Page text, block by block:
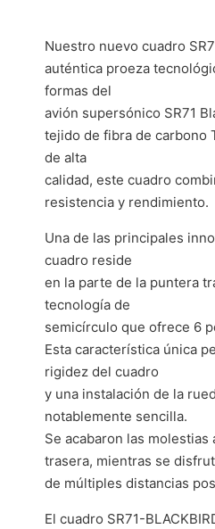
Nuestro nuevo cuadro
auténtica proeza
formas del
avión supersónico SR71
tejido de fibra de carbono
de alta
calidad, este cuadro
resistencia y rendimiento.
Una de las principales
cuadro reside
en la parte de la puntera
tecnología de
semicírculo que ofrece 6
Esta característica única
rigidez del cuadro
y una instalación de la
notablemente sencilla.
Se acabaron las molestias
trasera, mientras se
de múltiples distancias
El cuadro SR71-